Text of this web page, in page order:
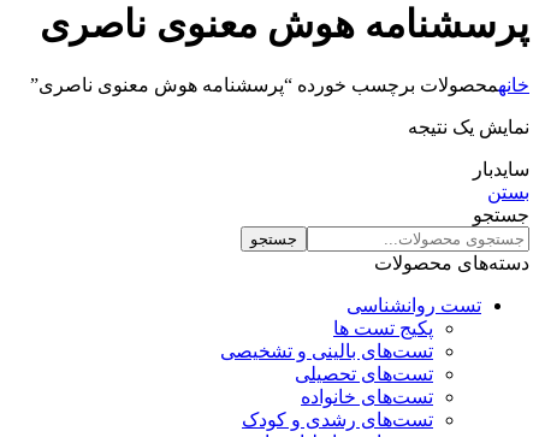
پرسشنامه هوش معنوی ناصری
خانهمحصولات برچسب خورده “پرسشنامه هوش معنوی ناصری”
نمایش یک نتیجه
سایدبار
بستن
جستجو
جستجو
دسته‌های محصولات
تست روانشناسی
پکیج تست ها
تست‌های بالینی و تشخیصی
تست‌های تحصیلی
تست‌های خانواده
تست‌های رشدی و کودک